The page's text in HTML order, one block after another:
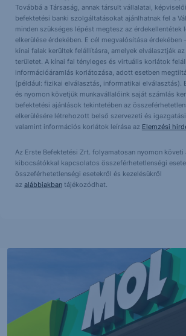
Továbbá a Társaság, annak társult vállalatai,
befektetési banki szolgáltatásokat ajánlhatnak fel a
minden szükséges lépést megtesz az érdekellentétek
elkerülése érdekében. E cél megvalósítása
kínai falak kerültek felállításra, amelyek elválasztják
területet. A kínai fal tényleges és virtuális korlátok
információáramlás korlátozása, adott esetben
(például: fizikai elválasztás, informatikai elválasztás).
és nyomon követjük munkavállalóink saját számlás
befektetési ajánlások tekintetében az
elkerülésére létrehozott belső szervezeti és
valamint információs korlátok leírása az Elemzési
Az Erste Befektetési Zrt. folyamatosan nyomon
kibocsátókkal kapcsolatos összeférhetetlenségi
összeférhetetlenségi esetekről és kezelésükről
az alábbiakbantájékozódhat.